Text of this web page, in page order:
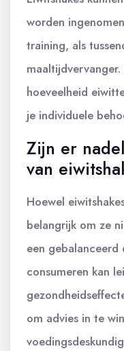
worden
training, als
hoeveelheid
je individuele
Zijn er
van
Hoewel
belangrijk om ze
een gebalanceerd
consumeren kan
om advies in te